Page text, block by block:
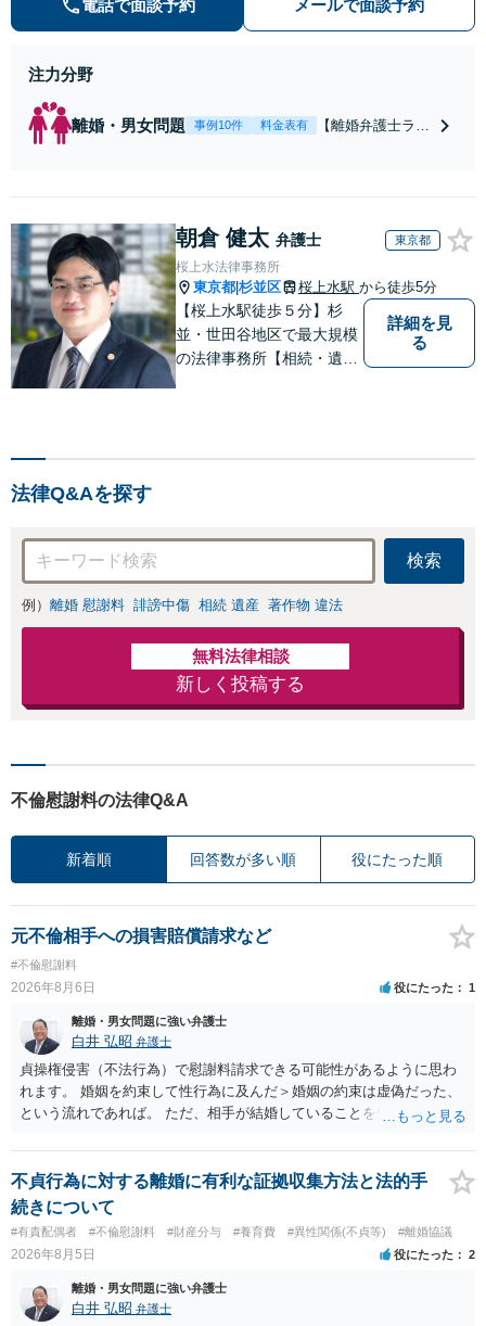
ご相談ください。
電話で面談予約 メールで面談予約
注力分野
離婚・男女問題 事例10件 料金表有
【離婚弁護士ラン
円】【離婚・不倫
問題に特化／実績
多数】財産分与、
慰謝料、養育費等
で金銭的に満足で
きる解決を目指し
ます。
朝倉 健太 弁護士 東京都
桜上水法律事務所
東京都 杉並区 桜上水駅 から徒歩5分
【桜上水駅徒歩５分】杉
並・世田谷地区で最大規模
の法律事務所【相続・遺
詳細を見
る
法律Q&Aを探す
検索
例） 離婚 慰謝料 誹謗中傷 相続 遺産 著作物 違法
無料法律相談
新しく投稿する
不倫慰謝料の法律Q&A
新着順 回答数が多い順 役にたった順
元不倫相手への損害賠償請求など
#不倫慰謝料
2026年8月6日 役にたった 1
離婚・男女問題に強い弁護士
白井 弘昭 弁護士
貞操権侵害（不法行為）で慰謝料請求できる可能性があるように思わ
れます。 婚姻を約束して性行為に及んだ＞婚姻の約束は虚偽だった、
という流れであれば。 ただ、相手が結婚していることを知って行為に
性も認められそうですので、あまり慰謝料は高額にならないように思
われます。 一度、最寄りの弁護士に相談してみてください。
不貞行為に対する離婚に有利な証拠収集方法と法的手
続きについて
#有責配偶者 #不倫慰謝料 #財産分与 #養育費 #異性関係(不貞等) #離婚協議
2026年8月5日 役にたった 2
離婚・男女問題に強い弁護士
白井 弘昭 弁護士